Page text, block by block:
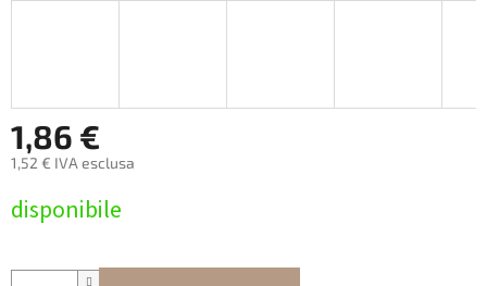
1,86 €
1,52 € IVA esclusa
della
disponibile